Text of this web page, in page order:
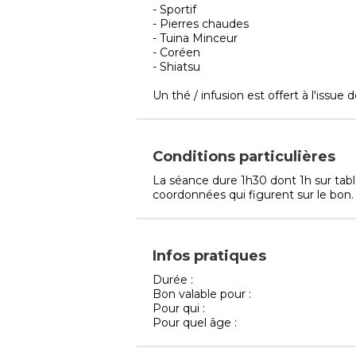
- Sportif
- Pierres chaudes
- Tuina Minceur
- Coréen
- Shiatsu
Un thé / infusion est offert à l'issue
Conditions particulières
La séance dure 1h30 dont 1h sur
coordonnées qui figurent sur le bon.
Infos pratiques
Durée :
Bon valable pour :
Pour qui :
Pour quel âge :